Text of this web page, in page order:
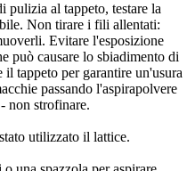
pulizia al tappeto, testare la
Non tirare i fili allentati:
Evitare l'esposizione
può causare lo sbiadimento di
tappeto per garantire un'usura
passando l'aspirapolvere
non strofinare.
utilizzato il lattice.